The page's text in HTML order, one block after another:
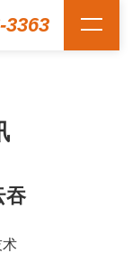
3363
吞
术